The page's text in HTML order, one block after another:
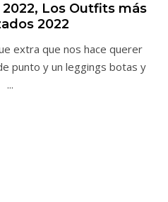
Los Outfits más
2022
extra que nos hace querer
punto y un leggings botas y
...